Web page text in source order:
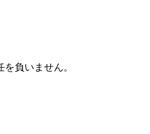
負いません。